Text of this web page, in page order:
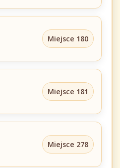
Miejsce 180
Miejsce 181
Miejsce 278